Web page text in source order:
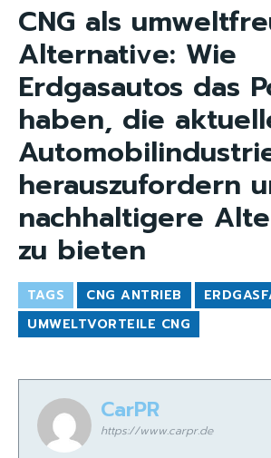
CNG als
Alternative: Wie
Erdgasautos das
haben, die
herauszufordern
nachhaltigere
zu bieten
TAGS CNG ANTRIEB
UMWELTVORTEILE CNG
CarPR
https://www.carpr.de